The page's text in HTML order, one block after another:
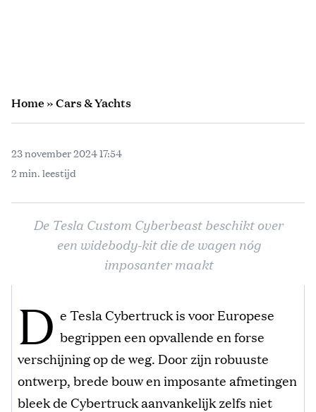
Home»Cars & Yachts
23 november 2024 17:54
2 min. leestijd
De Tesla Custom Cyberbeast beschikt over
een widebody-kit die de wagen nóg
imposanter maakt
D e Tesla Cybertruck is voor Europese
begrippen een opvallende en forse
verschijning op de weg. Door zijn robuuste
ontwerp, brede bouw en imposante afmetingen
bleek de Cybertruck aanvankelijk zelfs niet